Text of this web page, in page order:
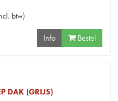
btw)
Info Bestel
DAK (GRIJS)